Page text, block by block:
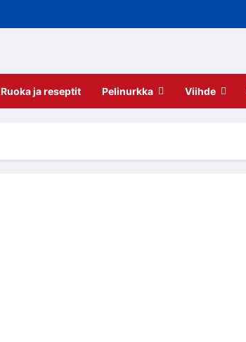
Ruoka ja reseptit Pelinurkka Viihde